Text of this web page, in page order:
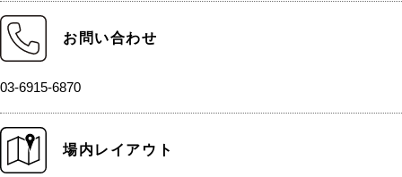
お問い合わせ
03-6915-6870
場内レイアウト